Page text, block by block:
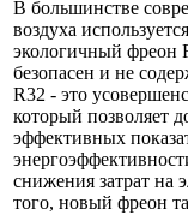
В большинстве
воздуха
экологичный фреон
безопасен и не
R32 - это
который позволяет
эффективных
снижения затрат на
того, новый фреон